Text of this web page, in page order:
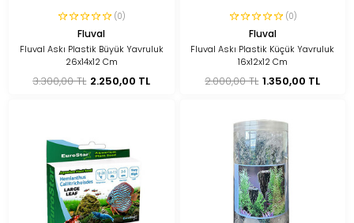
(0)
Fluval
Fluval Askı Plastik Büyük Yavruluk
26x14x12 Cm
3.300,00 TL 2.250,00 TL
(0)
Fluval
Fluval Askı Plastik Küçük Yavruluk
16x12x12 Cm
2.000,00 TL 1.350,00 TL